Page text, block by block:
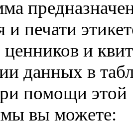
и печати
ценников и
данных в
помощи этой
вы можете: